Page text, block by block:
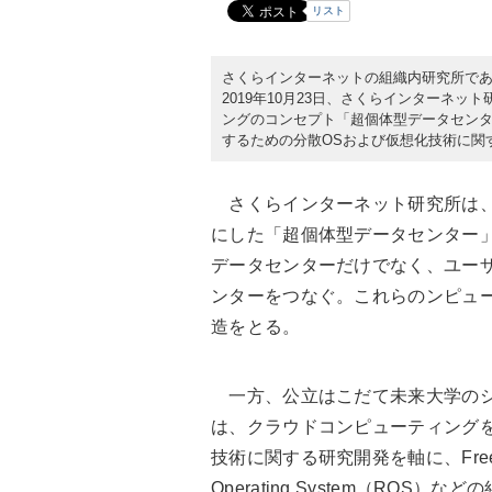
リスト
さくらインターネットの組織内研究所で
2019年10月23日、さくらインターネッ
ングのコンセプト「超個体型データセン
するための分散OSおよび仮想化技術に関
さくらインターネット研究所は
にした「超個体型データセンター
データセンターだけでなく、ユー
ンターをつなぐ。これらのンピュ
造をとる。
一方、公立はこだて未来大学の
は、クラウドコンピューティング
技術に関する研究開発を軸に、